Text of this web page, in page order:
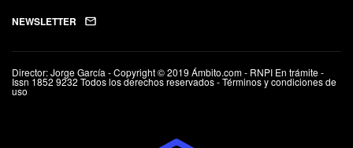
NEWSLETTER
Director: Jorge García - Copyright © 2019 Ámbito.com - RNPI En trámite -
Issn 1852 9232 Todos los derechos reservados - Términos y condiciones de
uso